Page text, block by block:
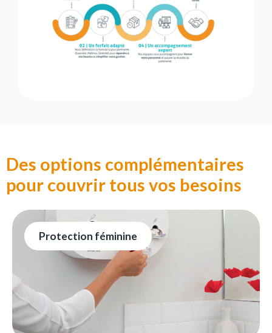
Des options complémentaires
pour couvrir tous vos besoins
Protection féminine